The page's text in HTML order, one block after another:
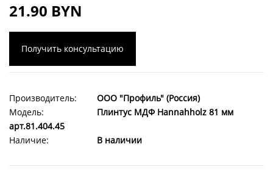
21.90 BYN
Получить консультацию
Производитель:
ООО "Профиль" (Россия)
Модель:
Плинтус МДФ Hannahholz 81 мм
арт.81.404.45
Наличие:
В наличии